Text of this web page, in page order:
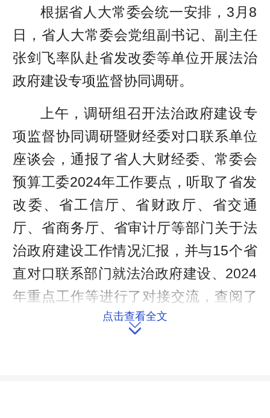
根据省人大常委会统一安排，3月8
日，省人大常委会党组副书记、副主任
张剑飞率队赴省发改委等单位开展法治
政府建设专项监督协同调研。
上午，调研组召开法治政府建设专
项监督协同调研暨财经委对口联系单位
座谈会，通报了省人大财经委、常委会
预算工委2024年工作要点，听取了省发
改委、省工信厅、省财政厅、省交通
厅、省商务厅、省审计厅等部门关于法
治政府建设工作情况汇报，并与15个省
直对口联系部门就法治政府建设、2024
年重点工作等进行了对接交流，查阅了
相关部门法治政府建设工作台账。下
点击查看全文
